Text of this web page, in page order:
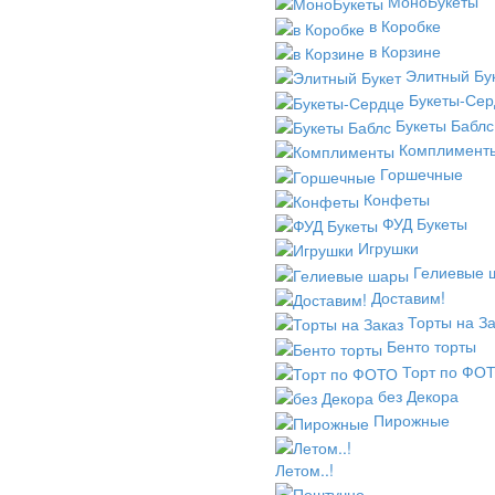
в Коробке
в Корзине
Элитный
Букеты-
Букеты Баблс
Горшечные
Конфеты
ФУД Букеты
Игрушки
Гелиевые
Доставим!
Торты на
Бенто торты
Торт по
без Декора
Пирожные
Летом..!